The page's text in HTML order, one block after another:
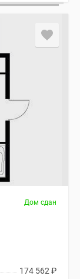
Дом сдан
174 562 ₽